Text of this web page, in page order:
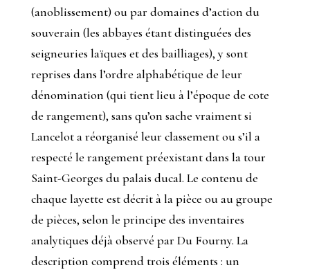
(anoblissement) ou par domaines d’action du
souverain (les abbayes étant distinguées des
seigneuries laïques et des bailliages), y sont
reprises dans l’ordre alphabétique de leur
dénomination (qui tient lieu à l’époque de cote
de rangement), sans qu’on sache vraiment si
Lancelot a réorganisé leur classement ou s’il a
respecté le rangement préexistant dans la tour
Saint-Georges du palais ducal. Le contenu de
chaque layette est décrit à la pièce ou au groupe
de pièces, selon le principe des inventaires
analytiques déjà observé par Du Fourny. La
description comprend trois éléments : un